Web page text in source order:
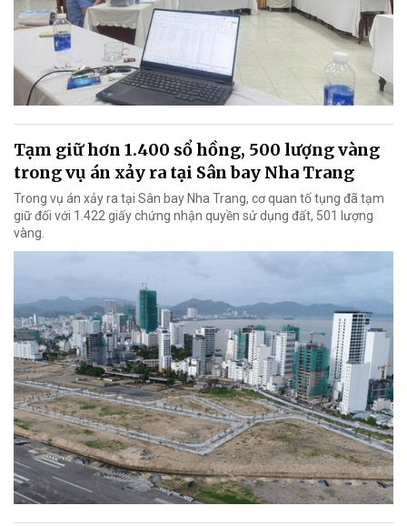
Tạm giữ hơn 1.400 sổ hồng, 500 lượng vàng
trong vụ án xảy ra tại Sân bay Nha Trang
Trong vụ án xảy ra tại Sân bay Nha Trang, cơ quan tố tụng đã tạm
giữ đối với 1.422 giấy chứng nhận quyền sử dụng đất, 501 lượng
vàng.